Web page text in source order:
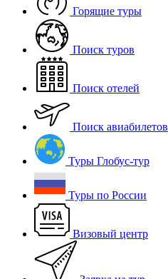
Горящие туры
Поиск туров
Поиск отелей
Поиск авиабилетов
Туры Глобус-тур
Туры по России
Визовый центр